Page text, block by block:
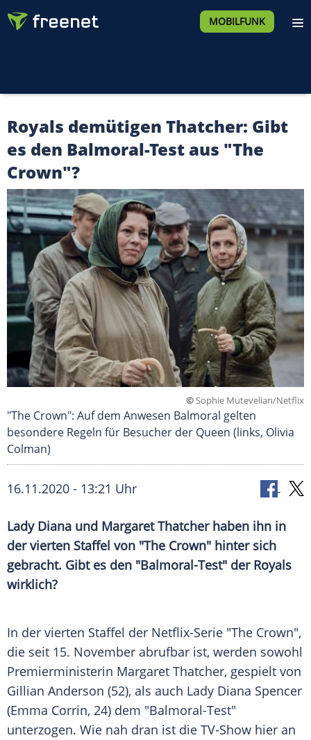
MOBILFUNK
Royals demütigen Thatcher: Gibt
es den Balmoral-Test aus "The
Crown"?
©Sophie Mutevelian/Netflix
"The Crown": Auf dem Anwesen Balmoral gelten
besondere Regeln für Besucher der Queen (links, Olivia
Colman)
16.11.2020 - 13:21 Uhr
Lady Diana und Margaret Thatcherhaben ihn in
der vierten Staffel von "The Crown" hinter sich
gebracht. Gibt es den "Balmoral-Test" der Royals
wirklich?
In der vierten Staffel der Netflix-Serie "The Crown",
die seit 15. November abrufbar ist, werden sowohl
Premierministerin Margaret Thatcher, gespielt von
Gillian Anderson (52), als auch Lady Diana Spencer
(Emma Corrin, 24) dem "Balmoral-Test"
unterzogen. Wie nah dran ist die TV-Show hier an